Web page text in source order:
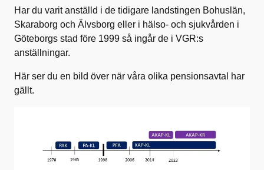
Har du varit anställd i de tidigare landstingen Bohuslän,
Skaraborg och Älvsborg eller i hälso- och sjukvården i
Göteborgs stad före 1999 så ingår de i VGR:s
anställningar.
Här ser du en bild över när våra olika pensionsavtal har
gällt.